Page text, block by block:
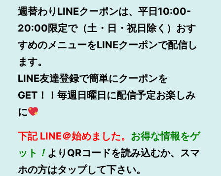
週替わりLINEクーポンは、平日10:00-
20:00限定で（土・日・祝日除く）おす
すめのメニューをLINEクーポンで配信し
ます。
LINE友達登録で簡単にクーポンを
GET！！毎週日曜日に配信予定お楽しみ
に
下記 LINE＠始めました。 お得な情報をゲ
ット ！ よりQRコードを読み込むか、スマ
ホの方はタップして下さい。